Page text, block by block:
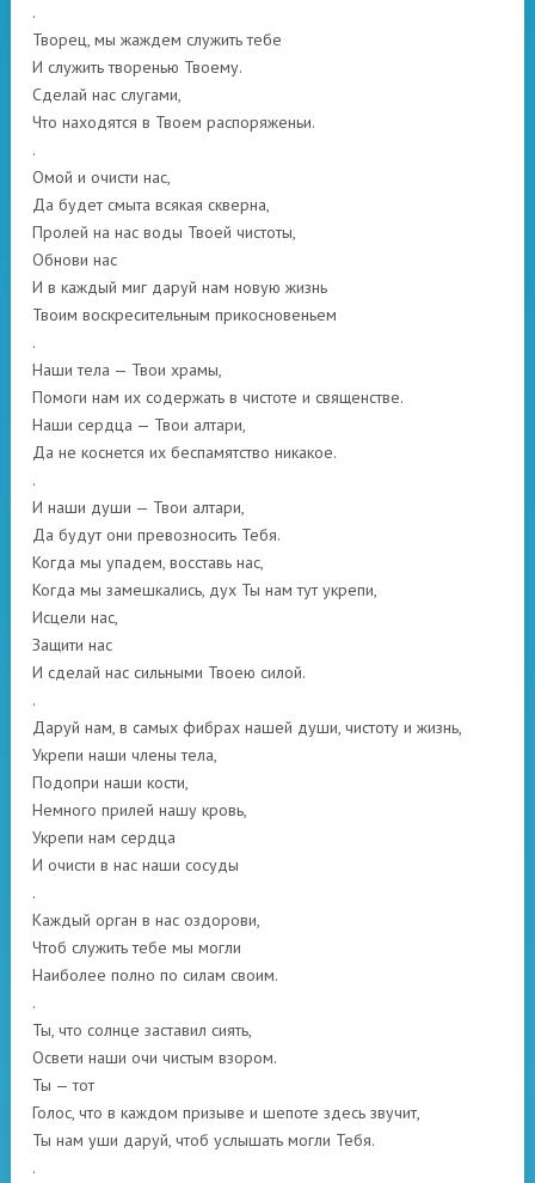
.
Творец, мы жаждем служить тебе
И служить творенью Твоему.
Сделай нас слугами,
Что находятся в Твоем распоряженьи.
.
Омой и очисти нас,
Да будет смыта всякая скверна,
Пролей на нас воды Твоей чистоты,
Обнови нас
И в каждый миг даруй нам новую жизнь
Твоим воскресительным прикосновеньем
.
Наши тела — Твои храмы,
Помоги нам их содержать в чистоте и священстве.
Наши сердца — Твои алтари,
Да не коснется их беспамятство никакое.
.
И наши души — Твои алтари,
Да будут они превозносить Тебя.
Когда мы упадем, восставь нас,
Когда мы замешкались, дух Ты нам тут укрепи,
Исцели нас,
Защити нас
И сделай нас сильными Твоею силой.
.
Даруй нам, в самых фибрах нашей души, чистоту и жизнь,
Укрепи наши члены тела,
Подопри наши кости,
Немного прилей нашу кровь,
Укрепи нам сердца
И очисти в нас наши сосуды
.
Каждый орган в нас оздорови,
Чтоб служить тебе мы могли
Наиболее полно по силам своим.
.
Ты, что солнце заставил сиять,
Освети наши очи чистым взором.
Ты — тот
Голос, что в каждом призыве и шепоте здесь звучит,
Ты нам уши даруй, чтоб услышать могли Тебя.
.